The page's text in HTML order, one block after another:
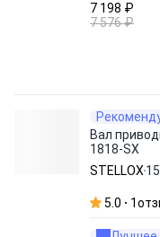
7 198 ₽
7 576 ₽
Вал
1818-SX
STELLOX
5.0 1